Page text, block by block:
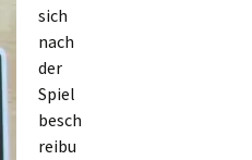
sich
nach
der
Spiel
besch
reibu